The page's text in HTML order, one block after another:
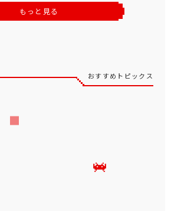
もっと見る
おすすめトピックス